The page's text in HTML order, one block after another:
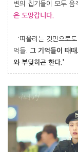
변의 집기들이 모두 움
은 도망갑니다.
'떠올리는 것만으로도
억들. 그 기억들이 때
와 부딪히곤 한다.'